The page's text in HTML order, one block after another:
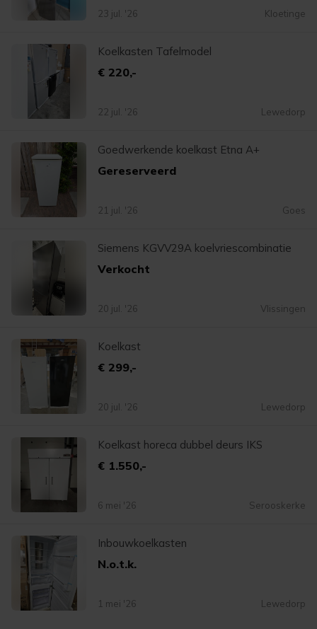
Kloetinge
23 jul. '26
Koelkasten Tafelmodel
€ 220,-
Lewedorp
22 jul. '26
Goedwerkende koelkast Etna A+
Gereserveerd
Goes
21 jul. '26
Siemens KGVV29A koelvriescombinatie
Verkocht
Vlissingen
20 jul. '26
Koelkast
€ 299,-
Lewedorp
20 jul. '26
Koelkast horeca dubbel deurs IKS
€ 1.550,-
Serooskerke
6 mei '26
Inbouwkoelkasten
N.o.t.k.
Lewedorp
1 mei '26